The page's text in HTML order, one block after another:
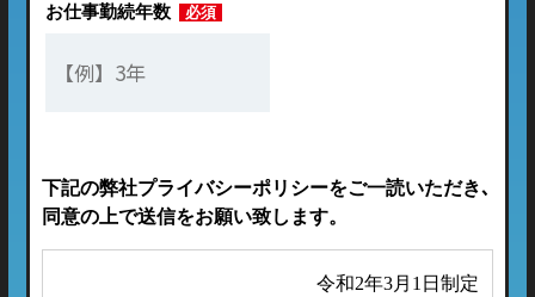
お仕事勤続年数 必須
下記の弊社プライバシーポリシーをご一読いただき､
同意の上で送信をお願い致します。
令和2年3月1日制定